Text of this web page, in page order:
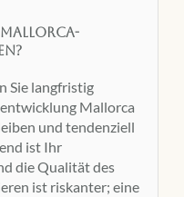
Mallorca-
Sie langfristig
Mallorca
und tendenziell
ist Ihr
die Qualität des
ist riskanter; eine